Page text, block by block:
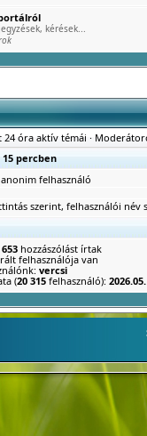
portálról
kérések...
24 óra aktív témái ·
percben
felhasználó
szerint, felhasználói név
hozzászólást írtak
felhasználója van
vercsi
(20 315felhasználó):